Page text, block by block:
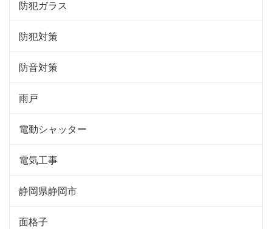
防犯ガラス
防犯対策
防音対策
雨戸
電動シャッター
電気工事
静岡県静岡市
面格子